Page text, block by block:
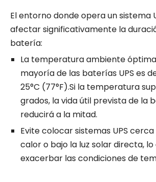
El entorno donde opera un sistema
afectar significativamente la
batería:
La temperatura ambiente
mayoría de las baterías UPS es
25°C (77°F).Si la temperatura
grados, la vida útil prevista de la
reducirá a la mitad.
Evite colocar sistemas UPS
calor o bajo la luz solar directa,
exacerbar las condiciones de